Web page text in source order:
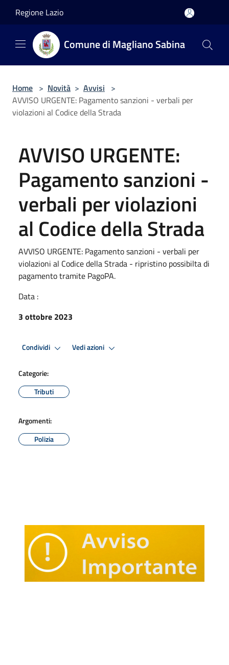
Regione Lazio
Comune di Magliano Sabina
Home > Novità > Avvisi >
AVVISO URGENTE: Pagamento sanzioni - verbali per
violazioni al Codice della Strada
AVVISO URGENTE:
Pagamento sanzioni -
verbali per violazioni
al Codice della Strada
AVVISO URGENTE: Pagamento sanzioni - verbali per
violazioni al Codice della Strada - ripristino possibilta di
pagamento tramite PagoPA.
Data :
3 ottobre 2023
Condividi Vedi azioni
Categorie:
Tributi
Argomenti:
Polizia